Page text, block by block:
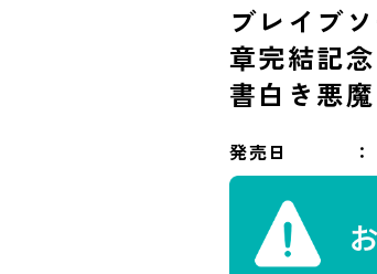
ブレイブ
章完結記
書白き悪
発売日